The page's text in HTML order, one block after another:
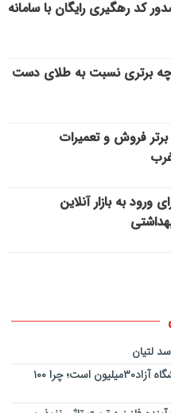
کد رهگیری رایگان با سامانه
برتری نسبت به طلای دست
فروش و تعمیرات
به بازار آنلاین
گفتید شهریه هر ترم رشته پزشکی دانشگاه آزاد۳۰میلیون است؛ چرا ۱۰۰